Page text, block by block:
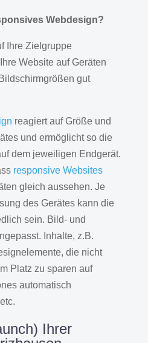
Webdesign?
Ihre Zielgruppe
Website auf Geräten
gut
reagiert auf Größe und
und ermöglicht so die
dem jeweiligen Endgerät.
responsive Websites
gleich aussehen. Je
des Gerätes kann die
sein. Bild- und
Inhalte, z.B.
die nicht
Platz zu sparen auf
automatisch
Ihrer